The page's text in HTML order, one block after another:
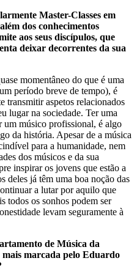
Master-Classes em
dos conhecimentos
aos seus discípulos, que
deixar decorrentes da sua
momentâneo do que é uma
período breve de tempo), é
transmitir aspetos relacionados
lugar na sociedade. Ter uma
um músico profissional, é algo
da história. Apesar de a música
para a humanidade, nem
dos músicos e da sua
inspirar os jovens que estão a
deles já têm uma boa noção das
a lutar por aquilo que
todos os sonhos podem ser
levam seguramente à
de Música da
marcada pelo Eduardo